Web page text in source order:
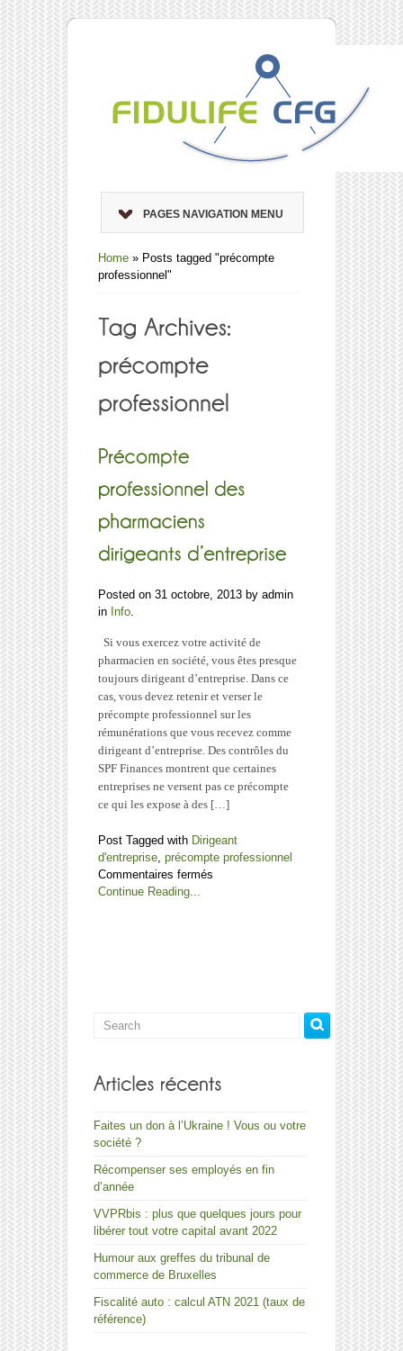
PAGES NAVIGATION MENU
Home » Posts tagged "précompte
professionnel"
Posted on 31 octobre, 2013 by admin
in Info.
Si vous exercez votre activité de
pharmacien en société, vous êtes presque
toujours dirigeant d’entreprise. Dans ce
cas, vous devez retenir et verser le
précompte professionnel sur les
rémunérations que vous recevez comme
dirigeant d’entreprise. Des contrôles du
SPF Finances montrent que certaines
entreprises ne versent pas ce précompte
ce qui les expose à des […]
Post Tagged with Dirigeant
d'entreprise, précompte professionnel
Commentaires fermés
Continue Reading...
Faites un don à l’Ukraine ! Vous ou votre
société ?
Récompenser ses employés en fin
d’année
VVPRbis : plus que quelques jours pour
libérer tout votre capital avant 2022
Humour aux greffes du tribunal de
commerce de Bruxelles
Fiscalité auto : calcul ATN 2021 (taux de
référence)